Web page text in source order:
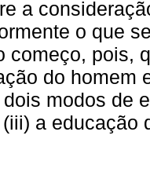
a
o que
começo, pois,
do homem
modos de
a educação